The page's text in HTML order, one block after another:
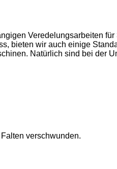
Veredelungsarbeiten für
bieten wir auch einige
Natürlich sind bei der
verschwunden.